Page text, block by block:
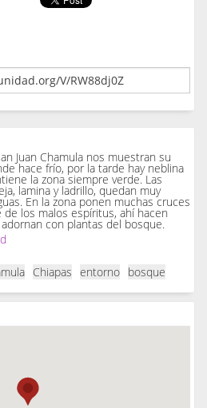
Juan Chamula nos muestran su
hace frío, por la tarde hay neblina
la zona siempre verde. Las
lamina y ladrillo, quedan muy
En la zona ponen muchas cruces
los malos espíritus, ahí hacen
con plantas del bosque.
Chiapas entorno bosque